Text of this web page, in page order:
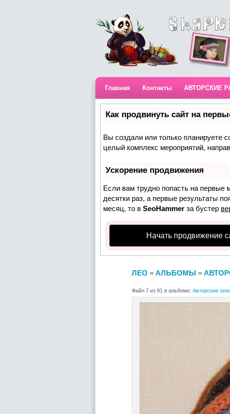
Главная Контакты АВТОРСКИЕ
Как продвинуть сайт на
Вы создали или только планируете
целый комплекс мероприятий,
Ускорение продвижения
Если вам трудно попасть на первые
десятки раз, а первые результаты
месяц, то в SeoHammer за бустер
Начать продвижение
ЛЕО » АЛЬБОМЫ »
Файл 7 из 91 в альбоме: Авторские